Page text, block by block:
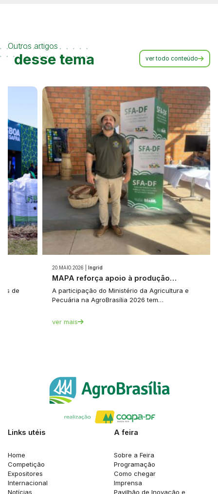
Outros artigos
desse tema ver todo conteúdo
de
20.MAIO.2026 | Ingrid
MAPA reforça apoio à produção…
A participação do Ministério da Agricultura e
Pecuária na AgroBrasília 2026 tem…
ver mais
Links utéis
Home
Competição
Expositores
Internacional
Notícias
A feira
Sobre a Feira
Programação
Como chegar
Imprensa
Pavilhão de Inovação e